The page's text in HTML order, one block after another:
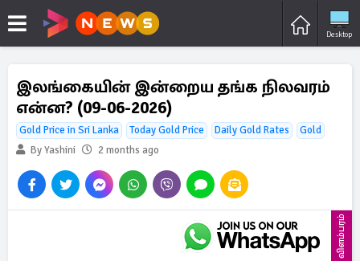
Desktop
இலங்கையின் இன்றைய தங்க நிலவரம்
என்ன? (09-06-2026)
Gold Price in Sri Lanka Today Gold Price Daily Gold Rates
Gold
By Yashini
2 months ago
விளம்பரம்